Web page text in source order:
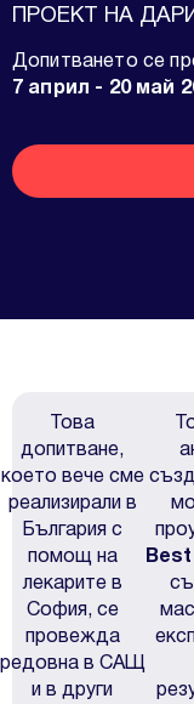
ПРОЕКТ НА
Допитването се
7 април - 20 май
Това
допитване,
което вече сме
реализирали в
България с
помощ на
лекарите в
София, се
провежда
редовна в САЩ
и в други